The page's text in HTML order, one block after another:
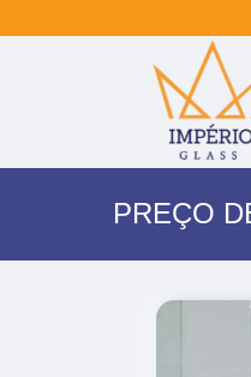
PREÇO